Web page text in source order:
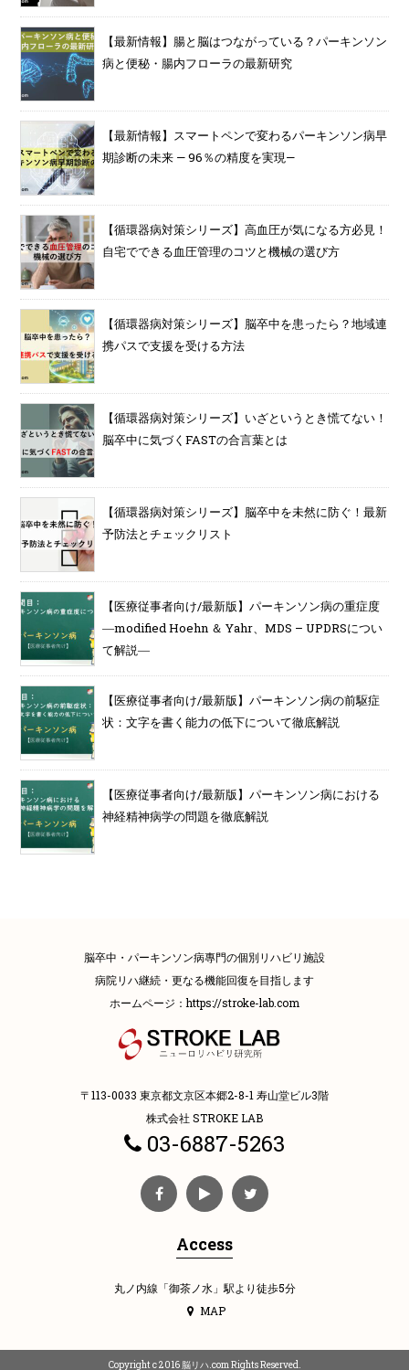
【最新情報】腸と脳はつながっている？パーキンソン
病と便秘・腸内フローラの最新研究
【最新情報】スマートペンで変わるパーキンソン病早
期診断の未来 — 96％の精度を実現—
【循環器病対策シリーズ】高血圧が気になる方必見！
自宅でできる血圧管理のコツと機械の選び方
【循環器病対策シリーズ】脳卒中を患ったら？地域連
携パスで支援を受ける方法
【循環器病対策シリーズ】いざというとき慌てない！
脳卒中に気づくFASTの合言葉とは
【循環器病対策シリーズ】脳卒中を未然に防ぐ！最新
予防法とチェックリスト
【医療従事者向け/最新版】パーキンソン病の重症度
―modified Hoehn ＆ Yahr、MDS – UPDRSについ
て解説―
【医療従事者向け/最新版】パーキンソン病の前駆症
状：文字を書く能力の低下について徹底解説
【医療従事者向け/最新版】パーキンソン病における
神経精神病学の問題を徹底解説
脳卒中・パーキンソン病專門の個別リハビリ施設
病院リハ継続・更なる機能回復を目指します
ホームページ：https://stroke-lab.com
〒113-0033 東京都文京区本郷2-8-1 寿山堂ビル3階
株式会社 STROKE LAB
03-6887-5263
Access
丸ノ内線「御茶ノ水」駅より徒歩5分
MAP
Copyright c 2016 脳リハ.com Rights Reserved.